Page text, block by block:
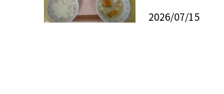
2026/07/15